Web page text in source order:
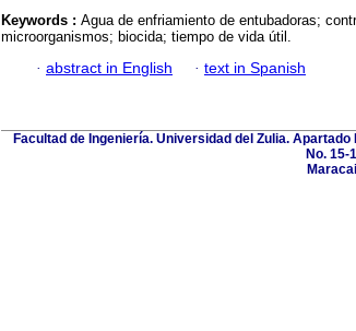
Keywords : Agua de enfriamiento de entubadoras;
microorganismos; biocida; tiempo de vida útil.
· abstract in English · text in Spanish
Facultad de Ingeniería. Universidad del Zulia.
No. 15-